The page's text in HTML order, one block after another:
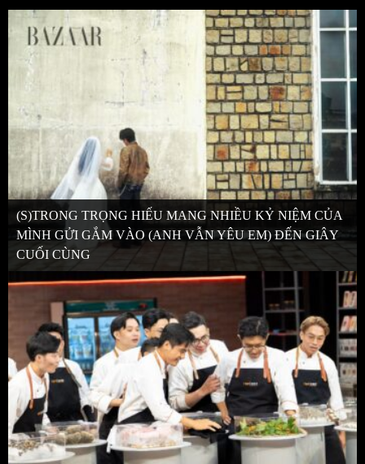
(S)TRONG TRỌNG HIẾU MANG NHIỀU KỶ NIỆM CỦA
MÌNH GỬI GẮM VÀO (ANH VẪN YÊU EM) ĐẾN GIÂY
CUỐI CÙNG